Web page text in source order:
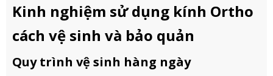
Kinh nghiệm sử dụng kính Ortho
cách vệ sinh và bảo quản
Quy trình vệ sinh hàng ngày